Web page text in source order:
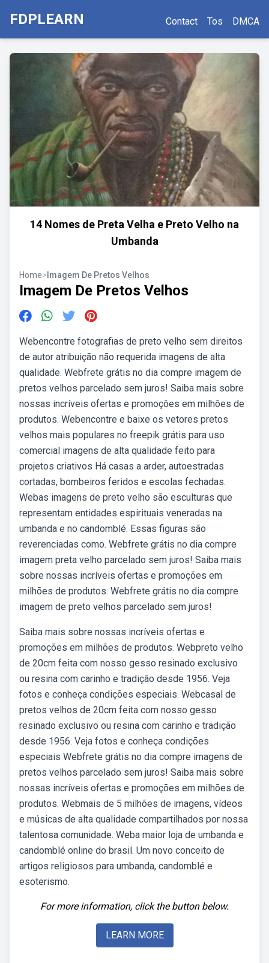
FDPLEARN Contact Tos DMCA
14 Nomes de Preta Velha e Preto Velho na
Umbanda
Home> Imagem De Pretos Velhos
Imagem De Pretos Velhos
Webencontre fotografias de preto velho sem direitos
de autor atribuição não requerida imagens de alta
qualidade. Webfrete grátis no dia compre imagem de
pretos velhos parcelado sem juros! Saiba mais sobre
nossas incríveis ofertas e promoções em milhões de
produtos. Webencontre e baixe os vetores pretos
velhos mais populares no freepik grátis para uso
comercial imagens de alta qualidade feito para
projetos criativos Há casas a arder, autoestradas
cortadas, bombeiros feridos e escolas fechadas.
Webas imagens de preto velho são esculturas que
representam entidades espirituais veneradas na
umbanda e no candomblé. Essas figuras são
reverenciadas como. Webfrete grátis no dia compre
imagem preta velho parcelado sem juros! Saiba mais
sobre nossas incríveis ofertas e promoções em
milhões de produtos. Webfrete grátis no dia compre
imagem de preto velhos parcelado sem juros!
Saiba mais sobre nossas incríveis ofertas e
promoções em milhões de produtos. Webpreto velho
de 20cm feita com nosso gesso resinado exclusivo
ou resina com carinho e tradição desde 1956. Veja
fotos e conheça condições especiais. Webcasal de
pretos velhos de 20cm feita com nosso gesso
resinado exclusivo ou resina com carinho e tradição
desde 1956. Veja fotos e conheça condições
especiais Webfrete grátis no dia compre imagens de
pretos velhos parcelado sem juros! Saiba mais sobre
nossas incríveis ofertas e promoções em milhões de
produtos. Webmais de 5 milhões de imagens, vídeos
e músicas de alta qualidade compartilhados por nossa
talentosa comunidade. Weba maior loja de umbanda e
candomblé online do brasil. Um novo conceito de
artigos religiosos para umbanda, candomblé e
esoterismo.
For more information, click the button below.
LEARN MORE